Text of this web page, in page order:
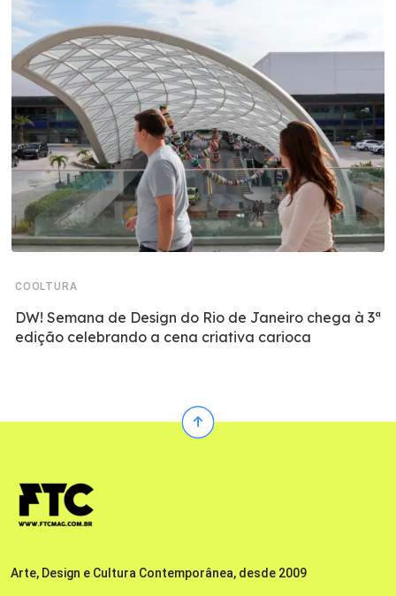
COOLTURA
DW! Semana de Design do Rio de Janeiro chega à 3ª
edição celebrando a cena criativa carioca
Arte, Design e Cultura Contemporânea, desde 2009